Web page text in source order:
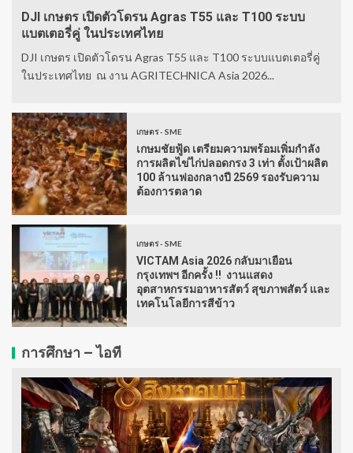
DJI เกษตร เปิดตัวโดรน Agras T55 และ T100 ระบบ
แบตเตอรี่คู่ ในประเทศไทย
DJI เกษตร เปิดตัวโดรน Agras T55 และ T100 ระบบแบตเตอรี่คู่
ในประเทศไทย ณ งาน AGRITECHNICA Asia 2026...
เกษตร - SME
เกษมชัยฟู้ด เตรียมความพร้อมเพิ่มกำลัง
การผลิตไข่ไก่ปลอดกรง 3 เท่า ตั้งเป้าผลิต
100 ล้านฟองกลางปี 2569 รองรับความ
ต้องการตลาด
เกษตร - SME
VICTAM Asia 2026 กลับมาเยือน
กรุงเทพฯ อีกครั้ง !! งานแสดง
อุตสาหกรรมอาหารสัตว์ สุขภาพสัตว์ และ
เทคโนโลยีการสีข้าว
การศึกษา – ไอที